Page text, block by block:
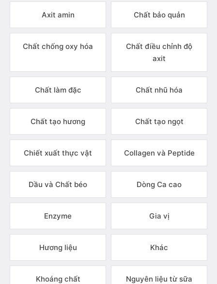
Axit amin Chất bảo quản
Chất chống oxy hóa
Chất điều chỉnh độ
axit
Chất làm đặc Chất nhũ hóa
Chất tạo hương Chất tạo ngọt
Chiết xuất thực vật Collagen và Peptide
Dầu và Chất béo Dòng Ca cao
Enzyme Gia vị
Hương liệu Khác
Khoáng chất Nguyên liệu từ sữa